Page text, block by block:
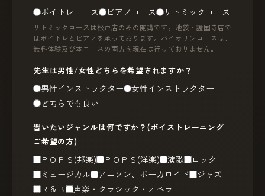
ボイトレコース ピアノコース リトミックコース
リトミックコースは松戸店のみの開講です。池袋・護国寺店で
はボイトレとピアノを承っております。バイオリンコースは、
無料体験及び本コースの両方を現在は行っておりません。
先生は男性/女性どちらを希望されますか？
男性インストラクター
女性インストラクター
どちらでも良い
習いたいジャンルは何ですか？(ボイストレーニング
ご希望の方)
ＰＯＰＳ(邦楽) ＰＯＰＳ(洋楽) 演歌
ロック
ミュージカル
アニソン、ボーカロイド
ジャズ
Ｒ＆Ｂ
声楽・クラシック・オペラ